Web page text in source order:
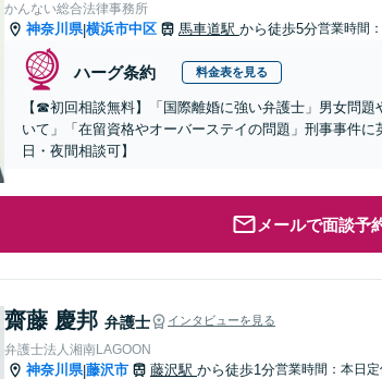
かんない総合法律事務所
神奈川県|横浜市中区 馬車道駅 から徒歩5分営業時間
ハーグ条約 料金表を見る
【☎︎初回相談無料】「国際離婚に強い弁護士」男女問
いて」「在留資格やオーバーステイの問題」刑事事件
日・夜間相談可】
メールで面談予
齋藤 慶邦 弁護士 インタビューを見る
弁護士法人湘南LAGOON
神奈川県|藤沢市 藤沢駅 から徒歩1分営業時間：本日定